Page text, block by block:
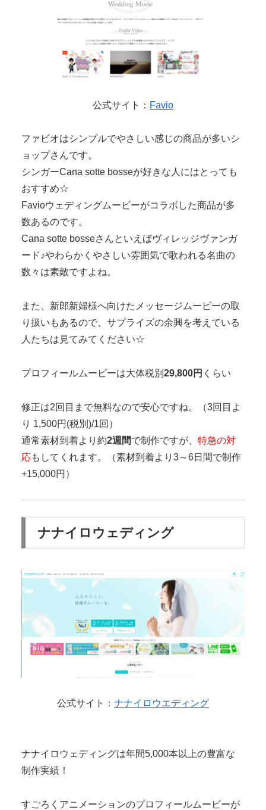
公式サイト： Favio
ファビオはシンプルでやさしい感じの商品が多いシ
ョップさんです。
シンガーCana sotte bosseが好きな人にはとっても
おすすめ☆
Favioウェディングムービーがコラボした商品が多
数あるのです。
Cana sotte bosseさんといえばヴィレッジヴァンガ
ード♪やわらかくやさしい雰囲気で歌われる名曲の
数々は素敵ですよね。
また、新郎新婦様へ向けたメッセージムービーの取
り扱いもあるので、サプライズの余興を考えている
人たちは見てみてください☆
プロフィールムービーは大体税別29,800円 くらい
修正は2回目まで無料なので安心ですね。（3回目よ
り 1,500円(税別)/1回）
通常素材到着より約2週間で制作ですが、特急の対
応もしてくれます。（素材到着より3～6日間で制作
+15,000円）
ナナイロウェディング
公式サイト： ナナイロウエディング
ナナイロウェディングは年間5,000本以上の豊富な
制作実績！
すごろくアニメーションのプロフィールムービーが